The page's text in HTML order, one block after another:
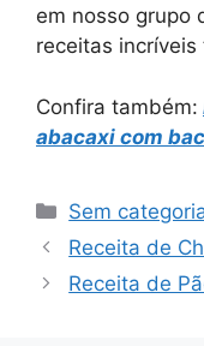
em nosso grupo
receitas
Confira também:
abacaxi com
Categorias
Sem
Receita de
Receita de